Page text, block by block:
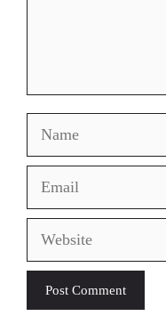
Name
Email
Website